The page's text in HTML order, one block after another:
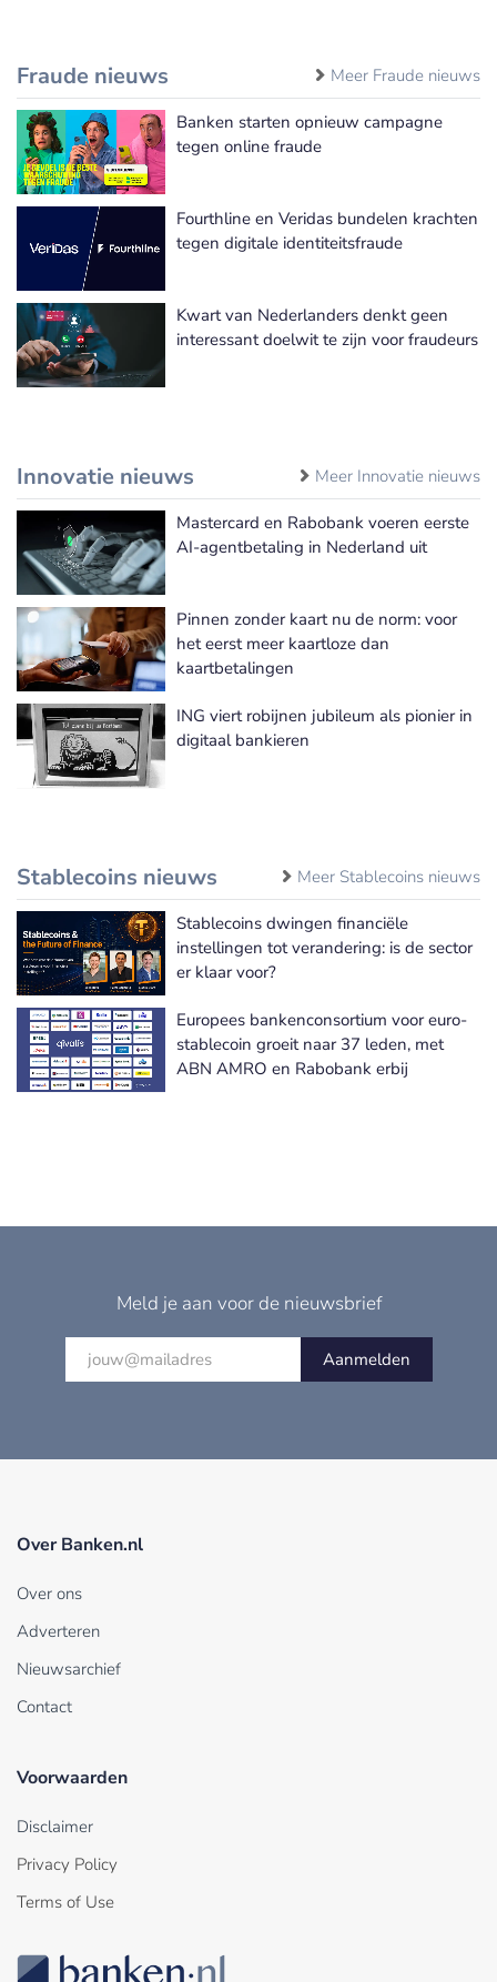
Fraude nieuws Meer Fraude nieuws
Banken starten opnieuw campagne
tegen online fraude
Fourthline en Veridas bundelen krachten
tegen digitale identiteitsfraude
Kwart van Nederlanders denkt geen
interessant doelwit te zijn voor fraudeurs
Innovatie nieuws Meer Innovatie nieuws
Mastercard en Rabobank voeren eerste
AI-agentbetaling in Nederland uit
Pinnen zonder kaart nu de norm: voor
het eerst meer kaartloze dan
kaartbetalingen
ING viert robijnen jubileum als pionier in
digitaal bankieren
Stablecoins nieuws Meer Stablecoins nieuws
Stablecoins dwingen financiële
instellingen tot verandering: is de sector
er klaar voor?
Europees bankenconsortium voor euro-
stablecoin groeit naar 37 leden, met
ABN AMRO en Rabobank erbij
Meld je aan voor de nieuwsbrief
Aanmelden
Over Banken.nl
Over ons
Adverteren
Nieuwsarchief
Contact
Voorwaarden
Disclaimer
Privacy Policy
Terms of Use